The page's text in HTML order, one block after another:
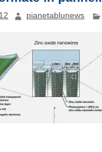
pianetablunews